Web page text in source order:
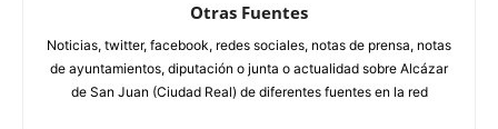
Otras Fuentes
Noticias, twitter, facebook, redes sociales, notas de prensa, notas
de ayuntamientos, diputación o junta o actualidad sobre Alcázar
de San Juan (Ciudad Real) de diferentes fuentes en la red